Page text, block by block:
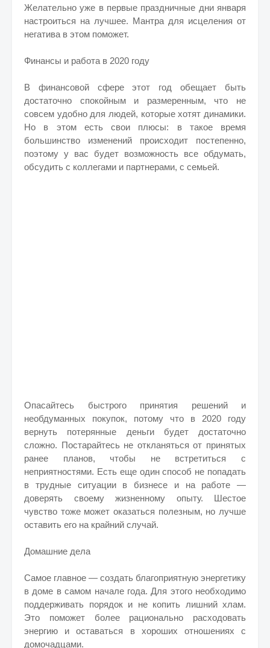
Желательно уже в первые праздничные дни января
настроиться на лучшее. Мантра для исцеления от
негатива в этом поможет.
Финансы и работа в 2020 году
В финансовой сфере этот год обещает быть
достаточно спокойным и размеренным, что не
совсем удобно для людей, которые хотят динамики.
Но в этом есть свои плюсы: в такое время
большинство изменений происходит постепенно,
поэтому у вас будет возможность все обдумать,
обсудить с коллегами и партнерами, с семьей.
Опасайтесь быстрого принятия решений и
необдуманных покупок, потому что в 2020 году
вернуть потерянные деньги будет достаточно
сложно. Постарайтесь не откланяться от принятых
ранее планов, чтобы не встретиться с
неприятностями. Есть еще один способ не попадать
в трудные ситуации в бизнесе и на работе —
доверять своему жизненному опыту. Шестое
чувство тоже может оказаться полезным, но лучше
оставить его на крайний случай.
Домашние дела
Самое главное — создать благоприятную энергетику
в доме в самом начале года. Для этого необходимо
поддерживать порядок и не копить лишний хлам.
Это поможет более рационально расходовать
энергию и оставаться в хороших отношениях с
домочадцами.